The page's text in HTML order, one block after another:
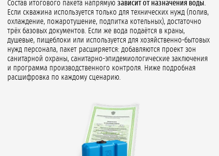
Состав итогового пакета напрямую зависит от назначения воды.
Если скважина используется только для технических нужд (полив,
охлаждение, пожаротушение, подпитка котельных), достаточно
трёх базовых документов. Если же вода подаётся в краны,
душевые, пищеблоки или используется для хозяйственно-бытовых
нужд персонала, пакет расширяется: добавляются проект зон
санитарной охраны, санитарно-эпидемиологические заключения
и программа производственного контроля. Ниже подробная
расшифровка по каждому сценарию.